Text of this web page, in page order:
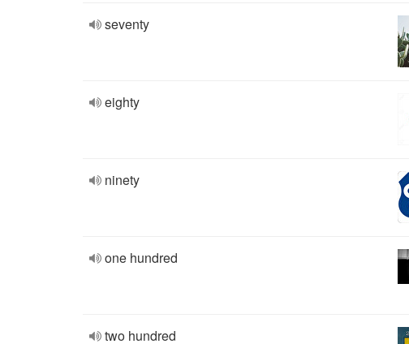
seventy
eighty
ninety
one hundred
two hundred